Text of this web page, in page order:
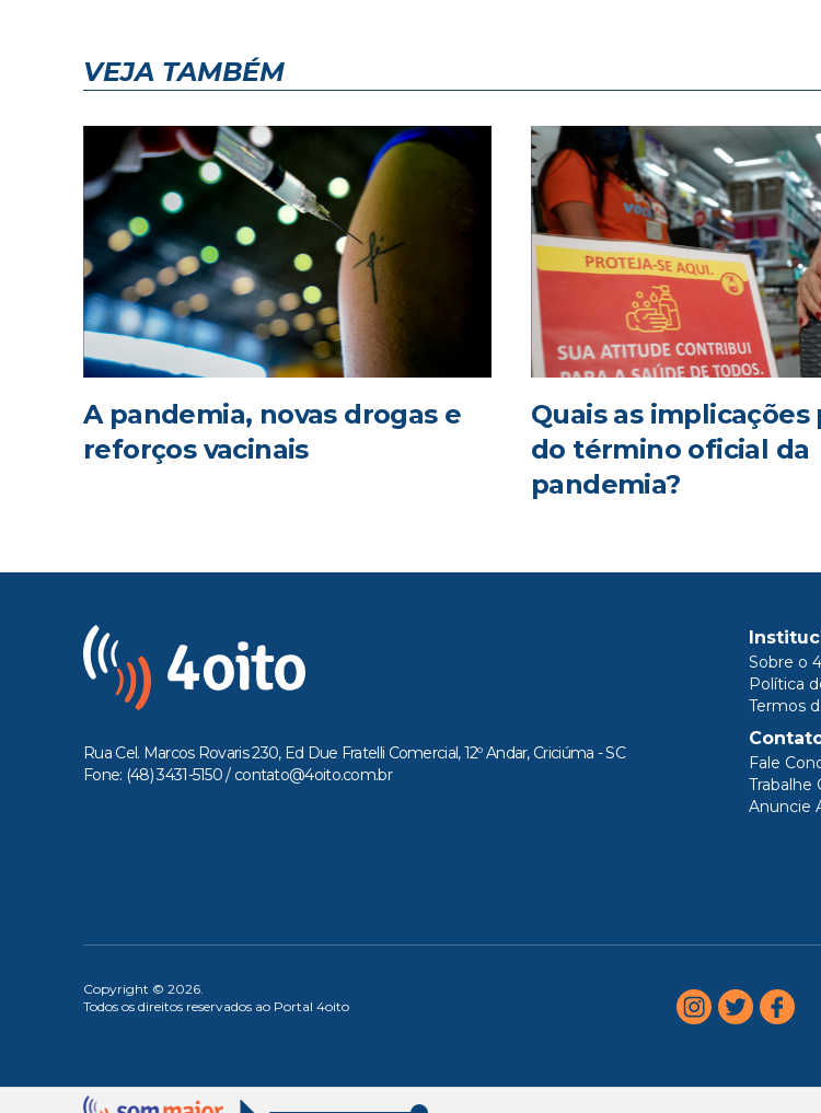
VEJA TAMBÉM
A pandemia, novas drogas e
reforços vacinais
Quais as implicações
do término oficial da
pandemia?
Rua Cel. Marcos Rovaris 230, Ed Due Fratelli Comercial, 12º Andar, Criciúma - SC
Fone: (48) 3431-5150 / contato@4oito.com.br
Sobre o
Política
Termos
Fale
Trabalhe
Anuncie
Copyright © 2026.
Todos os direitos reservados ao Portal 4oito